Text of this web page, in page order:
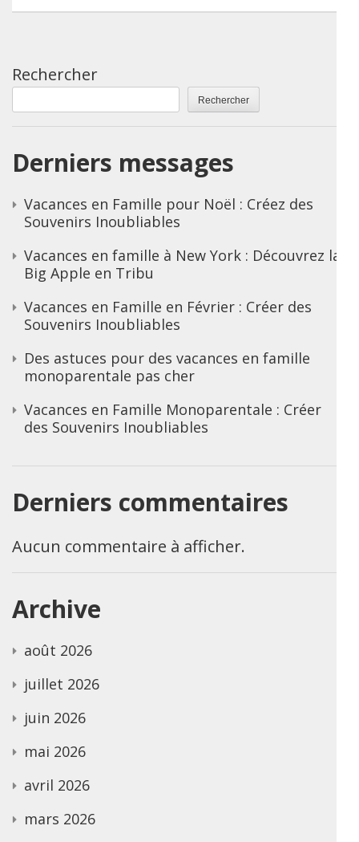
Rechercher
Rechercher
Derniers messages
Vacances en Famille pour Noël : Créez des
Souvenirs Inoubliables
Vacances en famille à New York : Découvrez la
Big Apple en Tribu
Vacances en Famille en Février : Créer des
Souvenirs Inoubliables
Des astuces pour des vacances en famille
monoparentale pas cher
Vacances en Famille Monoparentale : Créer
des Souvenirs Inoubliables
Derniers commentaires
Aucun commentaire à afficher.
Archive
août 2026
juillet 2026
juin 2026
mai 2026
avril 2026
mars 2026